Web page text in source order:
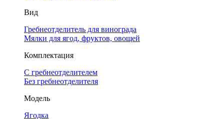
Вид
Гребнеотделитель для винограда
Мялки для ягод, фруктов, овощей
Комплектация
С гребнеотделителем
Без гребнеотделителя
Модель
Ягодка